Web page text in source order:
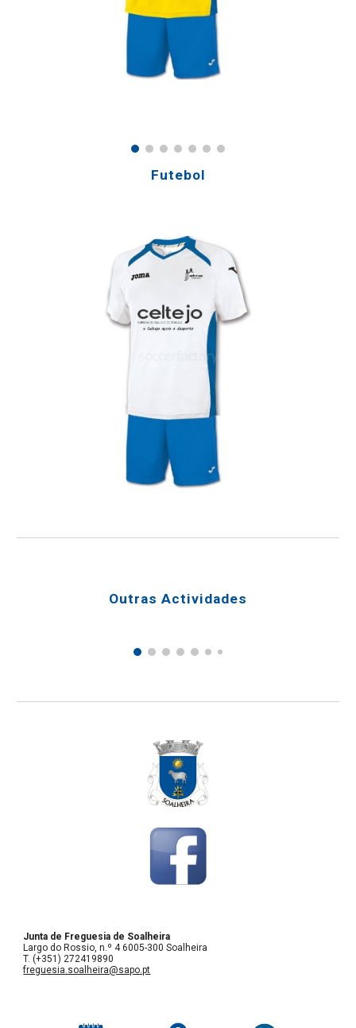
Futebol
Outras Actividades
Junta de Freguesia de Soalheira
Largo do Rossio, n.º 4 6005-300 Soalheira
T. (+351) 272419890
freguesia.soalheira@sapo.pt